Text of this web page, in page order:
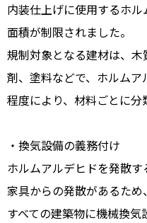
内装仕上げに使用するホ
面積が制限されました。
規制対象となる建材は、
剤、塗料などで、ホルムア
程度により、材料ごとに分
・換気設備の義務付け
ホルムアルデヒドを発散す
家具からの発散があるため
すべての建築物に機械換